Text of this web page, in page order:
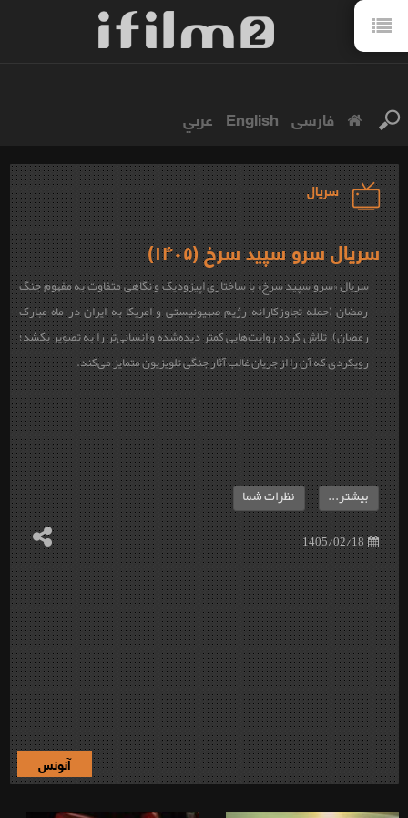
فارسی English عربي
سریال
سریال سرو سپید سرخ (۱۴۰۵)
سریال «سرو سپید سرخ» با ساختاری اپیزودیک و نگاهی متفاوت به مفهوم جنگ
رمضان (حمله تجاوزکارانه رژیم صهیونیستی و امریکا به ایران در ماه مبارک
رمضان)، تلاش کرده روایت‌هایی کمتر دیده‌شده و انسانی‌تر را به تصویر بکشد؛
رویکردی که آن را از جریان غالب آثار جنگی تلویزیون متمایز می‌کند.
1405/02/18
بیشتر... نظرات شما
آنونس